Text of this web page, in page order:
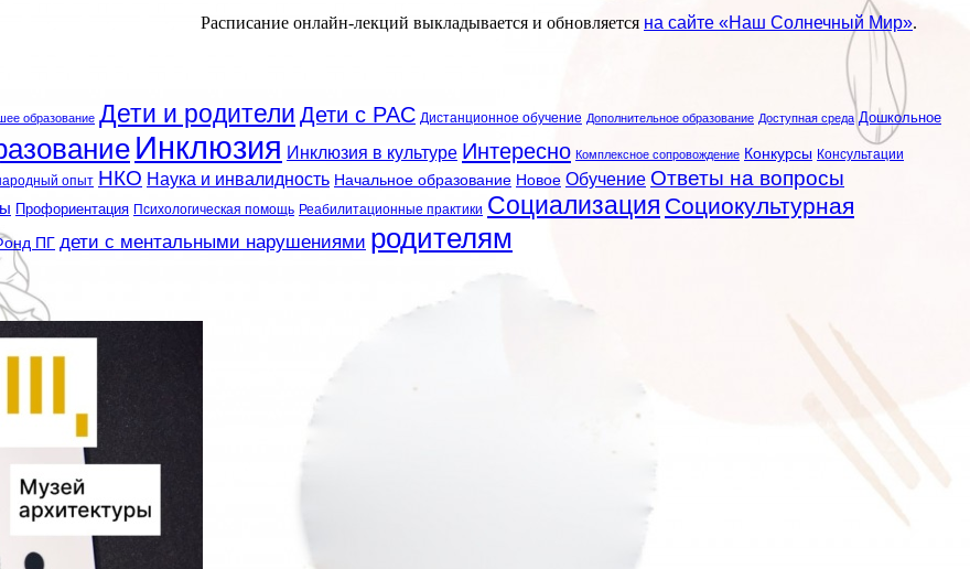
Расписание онлайн-лекций выкладывается и обновляется на сайте «Наш Солнечный Мир».
образование Дети и родители Дети с РАС Дистанционное обучение Дополнительное образование Доступная среда Дошкольное
Инклюзия Инклюзия в культуре Интересно Комплексное сопровождение Конкурсы Консультации
опыт НКО Наука и инвалидность Начальное образование Новое Обучение Ответы на вопросы
Профориентация Психологическая помощь Реабилитационные практики Социализация Социокультурная
ПГ дети с ментальными нарушениями родителям